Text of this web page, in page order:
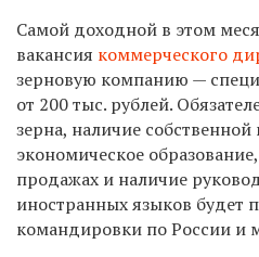
Самой доходной в этом
вакансия коммерческого
зерновую компанию —
от 200 тыс. рублей.
зерна, наличие
экономическое
продажах и наличие
иностранных языков будет
командировки по России и